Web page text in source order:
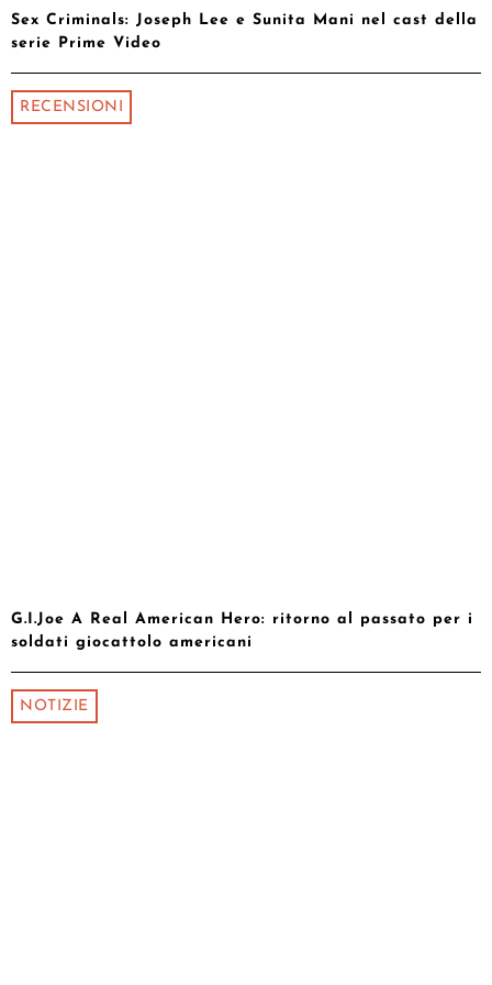
Sex Criminals: Joseph Lee e Sunita Mani nel cast della
serie Prime Video
RECENSIONI
G.I.Joe A Real American Hero: ritorno al passato per i
soldati giocattolo americani
NOTIZIE